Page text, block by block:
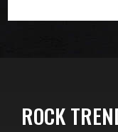
ROCK